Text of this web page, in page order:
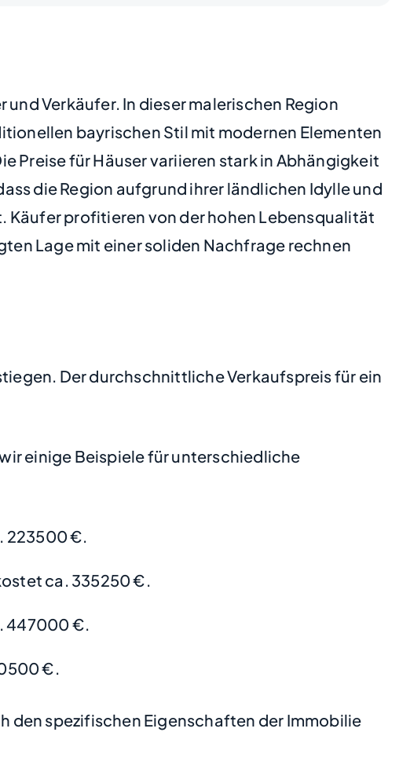
Verkäufer. In dieser malerischen Region
bayrischen Stil mit modernen Elementen
Preise für Häuser variieren stark in Abhängigkeit
die Region aufgrund ihrer ländlichen Idylle und
profitieren von der hohen Lebensqualität
Lage mit einer soliden Nachfrage rechnen
Der durchschnittliche Verkaufspreis für ein
einige Beispiele für unterschiedliche
223500 €.
ca. 335250 €.
447000 €.
€.
den spezifischen Eigenschaften der Immobilie